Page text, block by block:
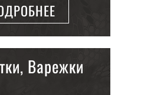
Варежки